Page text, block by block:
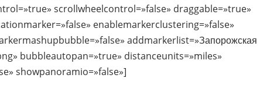
scrollwheelcontrol=»false» draggable=»true»
enablemarkerclustering=»false»
addmarkerlist=»Запорожская
bubbleautopan=»true» distanceunits=»miles»
showpanoramio=»false»]